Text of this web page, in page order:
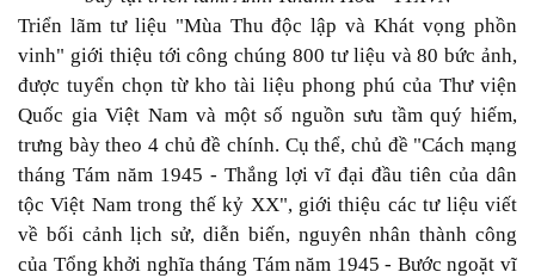
Triển lãm tư liệu "Mùa Thu độc lập và Khát vọng phồn
vinh" giới thiệu tới công chúng 800 tư liệu và 80 bức ảnh,
được tuyển chọn từ kho tài liệu phong phú của Thư viện
Quốc gia Việt Nam và một số nguồn sưu tầm quý hiếm,
trưng bày theo 4 chủ đề chính. Cụ thể, chủ đề "Cách mạng
tháng Tám năm 1945 - Thắng lợi vĩ đại đầu tiên của dân
tộc Việt Nam trong thế kỷ XX", giới thiệu các tư liệu viết
về bối cảnh lịch sử, diễn biến, nguyên nhân thành công
của Tổng khởi nghĩa tháng Tám năm 1945 - Bước ngoặt vĩ